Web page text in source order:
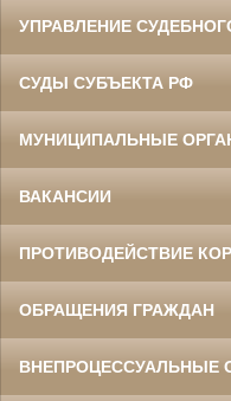
УПРАВЛЕНИЕ
СУДЫ СУБЪЕКТА РФ
МУНИЦИПАЛЬНЫЕ
ВАКАНСИИ
ПРОТИВОДЕЙСТВИЕ
ОБРАЩЕНИЯ ГРАЖДАН
ВНЕПРОЦЕССУАЛЬНЫЕ